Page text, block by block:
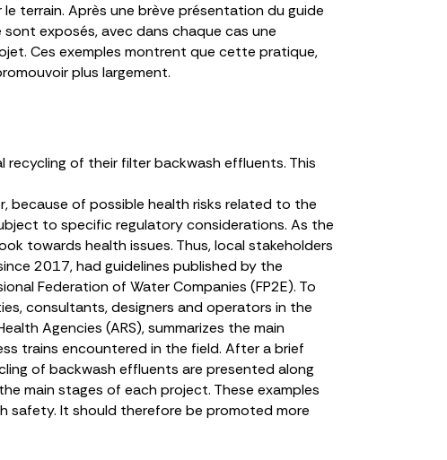
terrain. Après une brève présentation du guide
exposés, avec dans chaque cas une
Ces exemples montrent que cette pratique,
plus largement.
of their filter backwash effluents. This
because of possible health risks related to the
to specific regulatory considerations. As the
towards health issues. Thus, local stakeholders
2017, had guidelines published by the
Federation of Water Companies (FP2E). To
consultants, designers and operators in the
Agencies (ARS), summarizes the main
trains encountered in the field. After a brief
of backwash effluents are presented along
main stages of each project. These examples
safety. It should therefore be promoted more